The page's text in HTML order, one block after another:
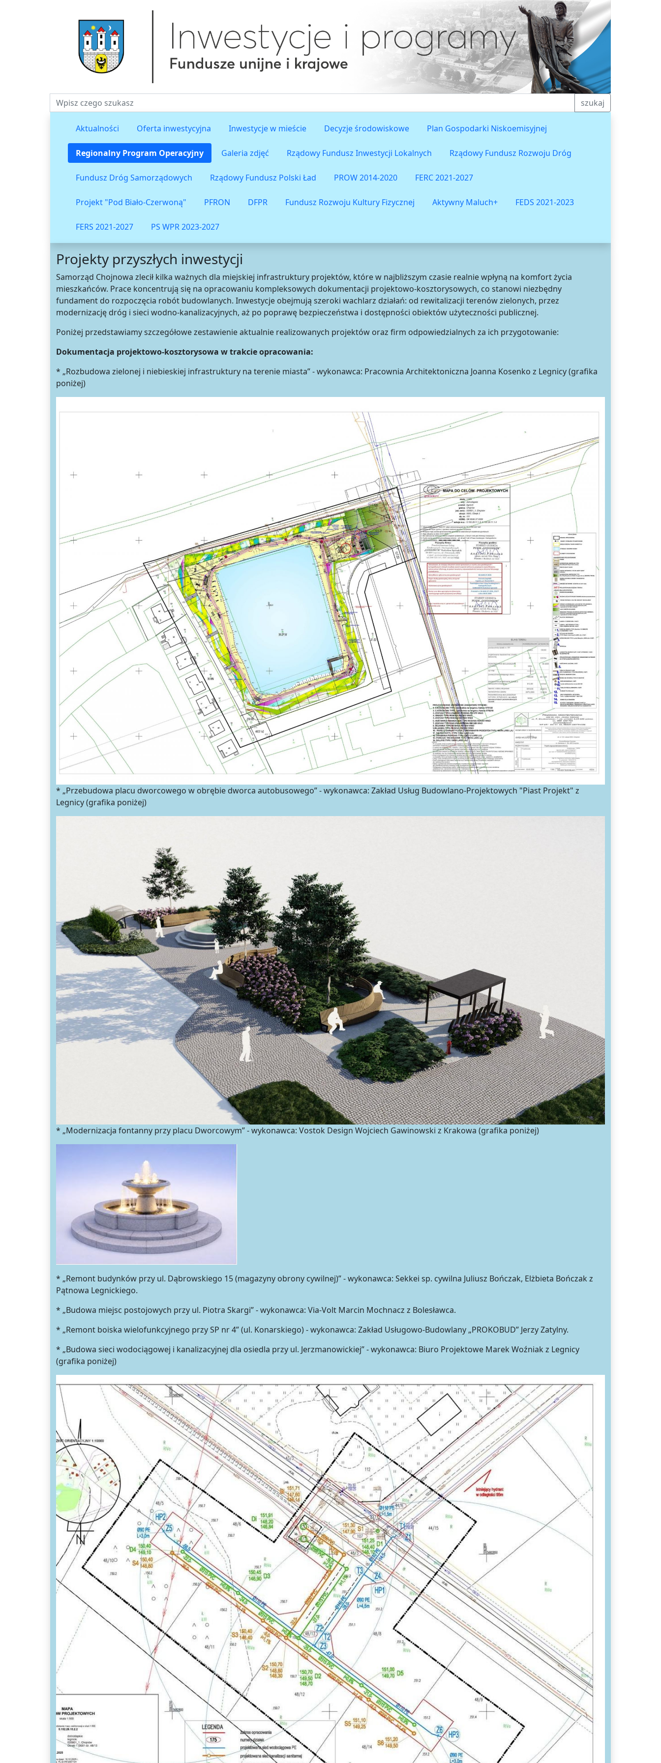
Fraza do wyszukiwania szukaj
Aktualności Oferta inwestycyjna Inwestycje w mieście Decyzje środowiskowe Plan Gospodarki Niskoemisyjnej
Regionalny Program Operacyjny Galeria zdjęć Rządowy Fundusz Inwestycji Lokalnych Rządowy Fundusz Rozwoju Dróg
Fundusz Dróg Samorządowych Rządowy Fundusz Polski Ład PROW 2014-2020 FERC 2021-2027
Projekt "Pod Biało-Czerwoną" PFRON DFPR Fundusz Rozwoju Kultury Fizycznej Aktywny Maluch+ FEDS 2021-2023
FERS 2021-2027 PS WPR 2023-2027
Projekty przyszłych inwestycji
Samorząd Chojnowa zlecił kilka ważnych dla miejskiej infrastruktury projektów, które w najbliższym czasie realnie wpłyną na komfort życia
mieszkańców. Prace koncentrują się na opracowaniu kompleksowych dokumentacji projektowo-kosztorysowych, co stanowi niezbędny
fundament do rozpoczęcia robót budowlanych. Inwestycje obejmują szeroki wachlarz działań: od rewitalizacji terenów zielonych, przez
modernizację dróg i sieci wodno-kanalizacyjnych, aż po poprawę bezpieczeństwa i dostępności obiektów użyteczności publicznej.
Poniżej przedstawiamy szczegółowe zestawienie aktualnie realizowanych projektów oraz firm odpowiedzialnych za ich przygotowanie:
Dokumentacja projektowo-kosztorysowa w trakcie opracowania:
* „Rozbudowa zielonej i niebieskiej infrastruktury na terenie miasta” - wykonawca: Pracownia Architektoniczna Joanna Kosenko z Legnicy (grafika
poniżej)
* „Przebudowa placu dworcowego w obrębie dworca autobusowego” - wykonawca: Zakład Usług Budowlano-Projektowych "Piast Projekt" z
Legnicy (grafika poniżej)
* „Modernizacja fontanny przy placu Dworcowym” - wykonawca: Vostok Design Wojciech Gawinowski z Krakowa (grafika poniżej)
* „Remont budynków przy ul. Dąbrowskiego 15 (magazyny obrony cywilnej)” - wykonawca: Sekkei sp. cywilna Juliusz Bończak, Elżbieta Bończak z
Pątnowa Legnickiego.
* „Budowa miejsc postojowych przy ul. Piotra Skargi” - wykonawca: Via-Volt Marcin Mochnacz z Bolesławca.
* „Remont boiska wielofunkcyjnego przy SP nr 4” (ul. Konarskiego) - wykonawca: Zakład Usługowo-Budowlany „PROKOBUD” Jerzy Zatylny.
* „Budowa sieci wodociągowej i kanalizacyjnej dla osiedla przy ul. Jerzmanowickiej” - wykonawca: Biuro Projektowe Marek Woźniak z Legnicy
(grafika poniżej)